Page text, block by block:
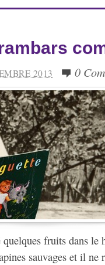
2013 0
fruits dans
sauvages et il ne